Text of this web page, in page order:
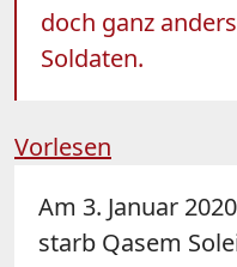
doch ganz
Soldaten.
Vorlesen
Am 3. Januar
starb Qasem